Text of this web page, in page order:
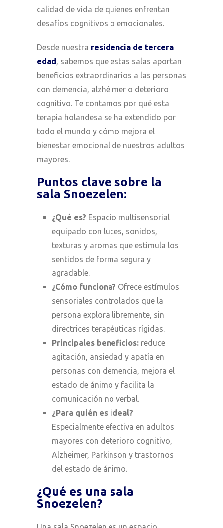
calidad de vida de quienes enfrentan
desafíos cognitivos o emocionales.
Desde nuestra residencia de tercera
edad, sabemos que estas salas aportan
beneficios extraordinarios a las personas
con demencia, alzhéimer o deterioro
cognitivo. Te contamos por qué esta
terapia holandesa se ha extendido por
todo el mundo y cómo mejora el
bienestar emocional de nuestros adultos
mayores.
Puntos clave sobre la
sala Snoezelen:
¿Qué es? Espacio multisensorial
equipado con luces, sonidos,
texturas y aromas que estimula los
sentidos de forma segura y
agradable.
¿Cómo funciona? Ofrece estímulos
sensoriales controlados que la
persona explora libremente, sin
directrices terapéuticas rígidas.
Principales beneficios: reduce
agitación, ansiedad y apatía en
personas con demencia, mejora el
estado de ánimo y facilita la
comunicación no verbal.
¿Para quién es ideal?
Especialmente efectiva en adultos
mayores con deterioro cognitivo,
Alzheimer, Parkinson y trastornos
del estado de ánimo.
¿Qué es una sala
Snoezelen?